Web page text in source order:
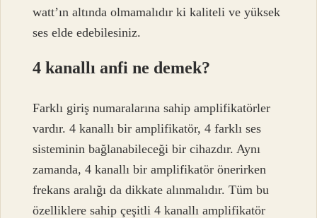
watt’ın altında olmamalıdır ki kaliteli ve yüksek
ses elde edebilesiniz.
4 kanallı anfi ne demek?
Farklı giriş numaralarına sahip amplifikatörler
vardır. 4 kanallı bir amplifikatör, 4 farklı ses
sisteminin bağlanabileceği bir cihazdır. Aynı
zamanda, 4 kanallı bir amplifikatör önerirken
frekans aralığı da dikkate alınmalıdır. Tüm bu
özelliklere sahip çeşitli 4 kanallı amplifikatör